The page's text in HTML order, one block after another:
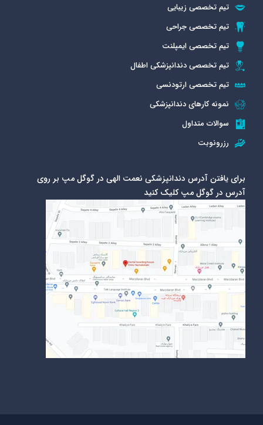
تیم تخصصی زیبایی
تیم تخصصی جراحی
تیم تخصصی ایمپلنت
تیم تخصصی دندانپزشکی اطفال
تیم تخصصی ارتودنسی
نمونه کارهای دندانپزشکی
سوالات متداول
رزرونوبت
برای یافتن آدرس دندانپزشکی نعمت الهی در گوگل مپ بر روی
آدرس در گوگل مپ کلیک کنید